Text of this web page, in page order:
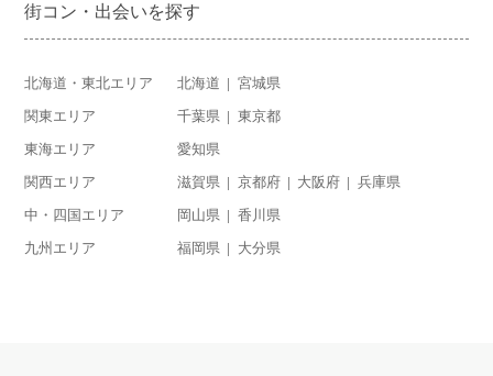
街コン・出会いを探す
北海道・東北エリア 北海道 宮城県
関東エリア 千葉県 東京都
東海エリア 愛知県
関西エリア 滋賀県 京都府 大阪府 兵庫県
中・四国エリア 岡山県 香川県
九州エリア 福岡県 大分県